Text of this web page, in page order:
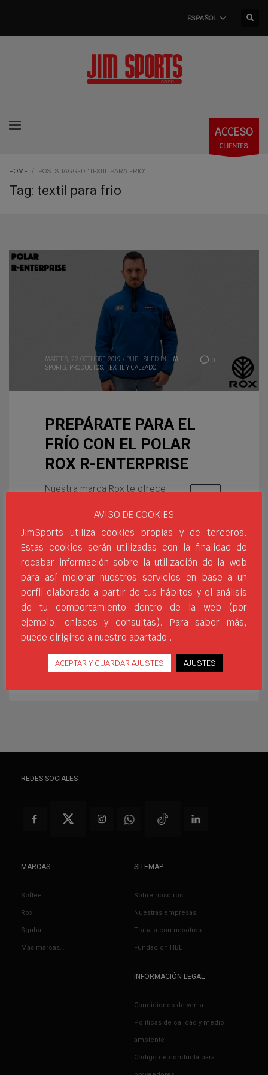
ESPAÑOL
ACCESO
CLIENTES
HOME POSTS TAGGED "TEXTIL PARA FRIO"
Tag: textil para frio
0
MARTES, 22 OCTUBRE 2019 / PUBLISHED IN JIM
SPORTS, PRODUCTOS, TEXTIL Y CALZADO
PREPÁRATE PARA EL
FRÍO CON EL POLAR
ROX R-ENTERPRISE
Nuestra marca Rox te ofrece
forros polares con los que
podrás combatir el frío.
Entre todos ellos tenemos el modelo R-
Enterprise, un diseño único y ergonómico
que te permitirá una total libertad de
movimiento así como mantener tu
temperatura corporal ante las bajas
temperaturas. Cuenta con cuello alto
envolvente provisto de
TEXTIL PARA FRIO
WHERESPORTSBEGIN
REDES SOCIALES
MARCAS
Softee
Rox
Squba
Más marcas…
SITEMAP
Sobre nosotros
Nuestras empresas
Trabaja con nosotros
Fundación HBL
INFORMACIÓN LEGAL
Condiciones de venta
Políticas de calidad y medio
ambiente
Código de conducta para
AVISO DE COOKIES
JimSports utiliza cookies propias y de terceros.
Estas cookies serán utilizadas con la finalidad de
recabar información sobre la utilización de la web
para así mejorar nuestros servicios en base a un
perfil elaborado a partir de tus hábitos y el análisis
de tu comportamiento dentro de la web (por
ejemplo, enlaces y consultas). Para saber más,
puede dirigirse a nuestro apartado .
ACEPTAR Y GUARDAR AJUSTES AJUSTES